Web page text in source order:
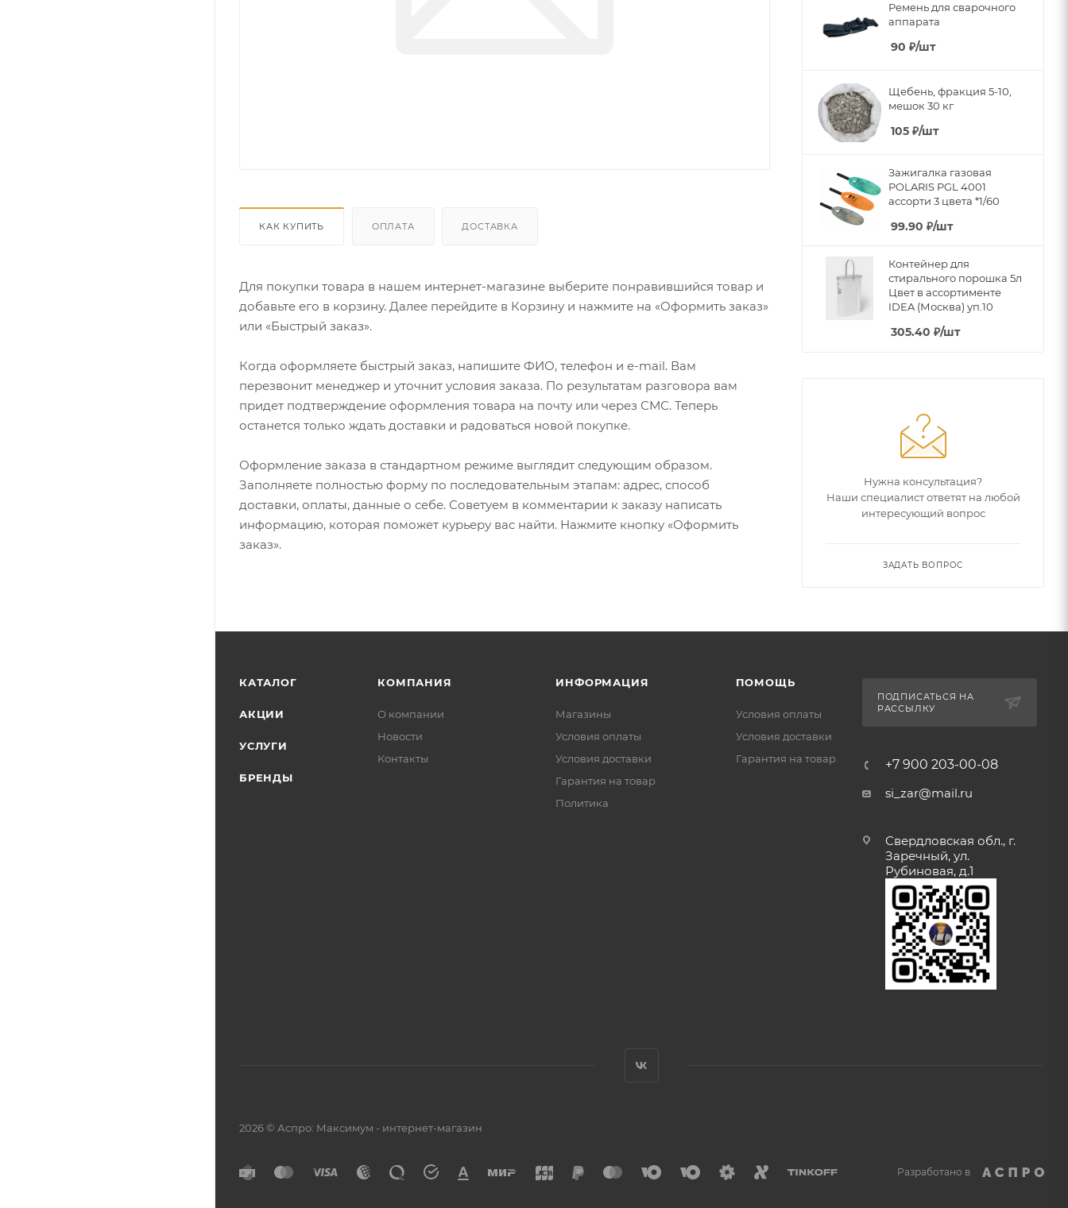
КАК КУПИТЬ ОПЛАТА ДОСТАВКА
Для покупки товара в нашем интернет-магазине выберите понравившийся товар и
добавьте его в корзину. Далее перейдите в Корзину и нажмите на «Оформить заказ»
или «Быстрый заказ».
Когда оформляете быстрый заказ, напишите ФИО, телефон и e-mail. Вам
перезвонит менеджер и уточнит условия заказа. По результатам разговора вам
придет подтверждение оформления товара на почту или через СМС. Теперь
останется только ждать доставки и радоваться новой покупке.
Оформление заказа в стандартном режиме выглядит следующим образом.
Заполняете полностью форму по последовательным этапам: адрес, способ
доставки, оплаты, данные о себе. Советуем в комментарии к заказу написать
информацию, которая поможет курьеру вас найти. Нажмите кнопку «Оформить
заказ».
Ремень для сварочного
аппарата
90 ₽/шт
Щебень, фракция 5-10,
мешок 30 кг
105 ₽/шт
Зажигалка газовая
POLARIS PGL 4001
ассорти 3 цвета *1/60
99.90 ₽/шт
Контейнер для
стирального порошка 5л
Цвет в ассортименте
IDEA (Москва) уп.10
305.40 ₽/шт
Нужна консультация?
Наши специалист ответят на любой
интересующий вопрос
ЗАДАТЬ ВОПРОС
КАТАЛОГ
АКЦИИ
УСЛУГИ
БРЕНДЫ
КОМПАНИЯ
О компании
Новости
Контакты
ИНФОРМАЦИЯ
Магазины
Условия оплаты
Условия доставки
Гарантия на товар
Политика
ПОМОЩЬ
Условия оплаты
Условия доставки
Гарантия на товар
ПОДПИСАТЬСЯ НА
РАССЫЛКУ
+7 900 203-00-08
si_zar@mail.ru
Свердловская обл., г.
Заречный, ул.
Рубиновая, д.1
2026 © Аспро: Максимум - интернет-магазин
Разработано в